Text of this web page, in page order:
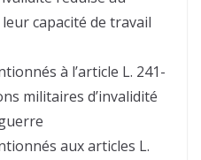
capacité de travail
à l’article L. 241-
militaires d’invalidité
aux articles L.